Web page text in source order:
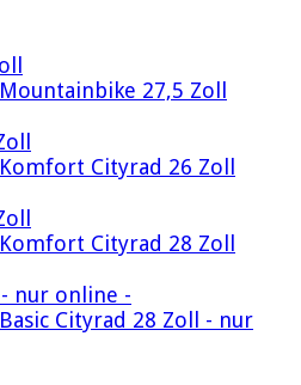
Mountainbike 27,5 Zoll
Komfort Cityrad 26 Zoll
Komfort Cityrad 28 Zoll
Basic Cityrad 28 Zoll - nur